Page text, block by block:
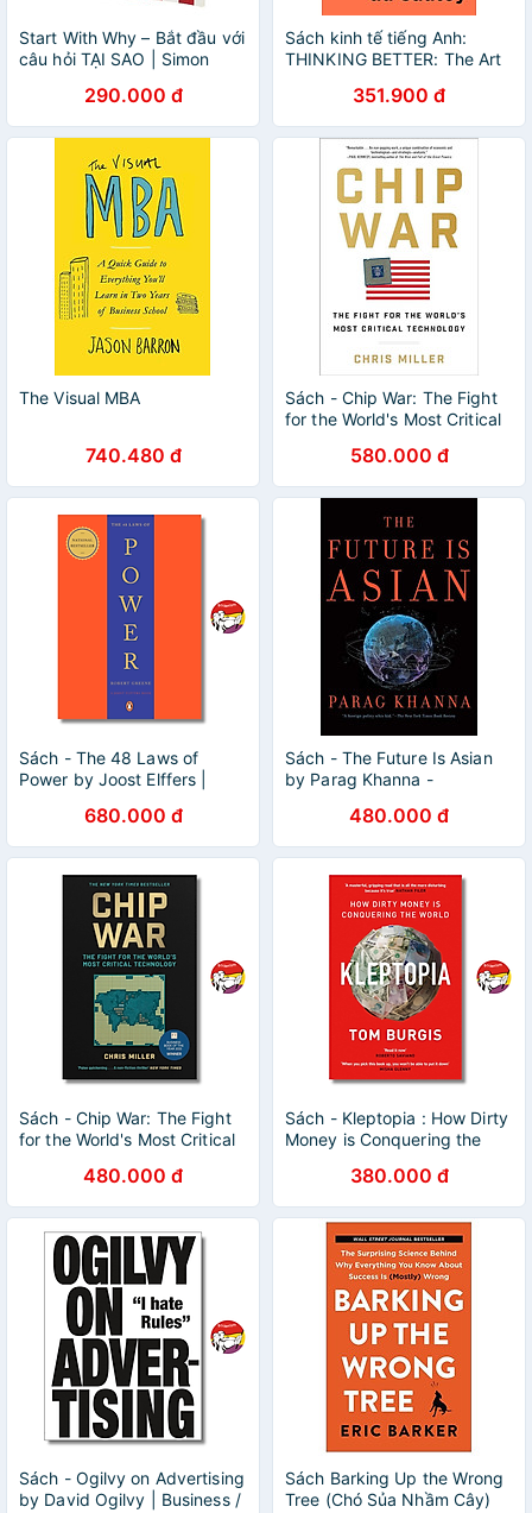
Start With Why – Bắt đầu với
câu hỏi TẠI SAO | Simon
290.000 đ
Sách kinh tế tiếng Anh:
THINKING BETTER: The Art
351.900 đ
The Visual MBA
740.480 đ
Sách - Chip War: The Fight
for the World's Most Critical
580.000 đ
Sách - The 48 Laws of
Power by Joost Elffers |
Self Help / Business
680.000 đ
Sách - The Future Is Asian
by Parag Khanna -
Economics in English
480.000 đ
Sách - Chip War: The Fight
for the World's Most Critical
Business Book480.000 đ
Sách - Kleptopia : How Dirty
Money is Conquering the
ngoại văn UK380.000 đ
Sách - Ogilvy on Advertising
by David Ogilvy | Business /
Sách Barking Up the Wrong
Tree (Chó Sủa Nhầm Cây)